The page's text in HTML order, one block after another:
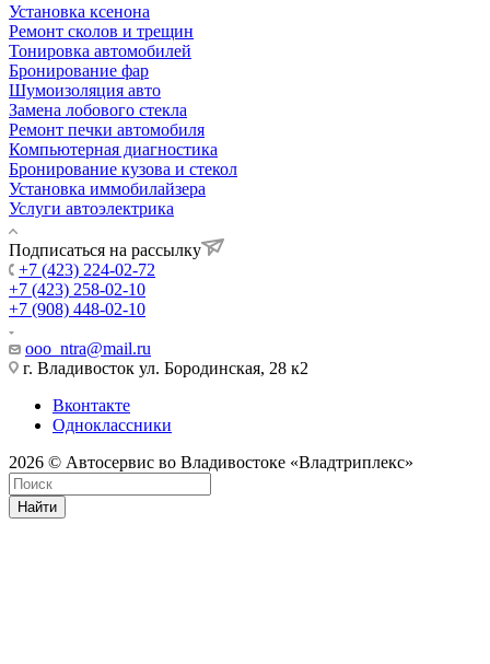
Установка ксенона
Ремонт сколов и трещин
Тонировка автомобилей
Бронирование фар
Шумоизоляция авто
Замена лобового стекла
Ремонт печки автомобиля
Компьютерная диагностика
Бронирование кузова и стекол
Установка иммобилайзера
Услуги автоэлектрика
Подписаться на рассылку
+7 (423) 224-02-72
+7 (423) 258-02-10
+7 (908) 448-02-10
ooo_ntra@mail.ru
г. Владивосток ул. Бородинская, 28 к2
Вконтакте
Одноклассники
2026 © Автосервис во Владивостоке «Владтриплекс»
Найти